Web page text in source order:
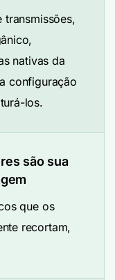
transmissões,
nativas da
configuração
los.
são sua
que os
recortam,